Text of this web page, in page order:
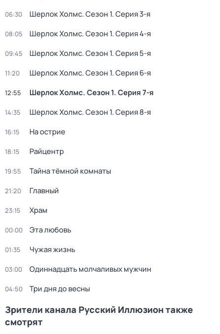
06:30 Шерлок Холмс. Сезон 1. Серия 3-я
08:05 Шерлок Холмс. Сезон 1. Серия 4-я
09:45 Шерлок Холмс. Сезон 1. Серия 5-я
11:20 Шерлок Холмс. Сезон 1. Серия 6-я
12:55 Шерлок Холмс. Сезон 1. Серия 7-я
14:35 Шерлок Холмс. Сезон 1. Серия 8-я
16:15 На острие
18:15 Райцентр
19:55 Тайна тёмной комнаты
21:20 Главный
23:15 Храм
00:00 Эта любовь
01:35 Чужая жизнь
03:00 Одиннадцать молчаливых мужчин
04:50 Три дня до весны
Зрители канала Русский Иллюзион также
смотрят